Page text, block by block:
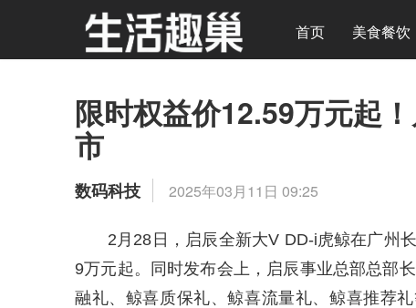
首页 美食餐饮
限时权益价12.59万元起
市
数码科技 2025年03月11日 09:25
2月28日，启辰全新大V DD-i虎鲸在广州
9万元起。同时发布会上，启辰事业总部总部
融礼、鲸喜质保礼、鲸喜流量礼、鲸喜推荐